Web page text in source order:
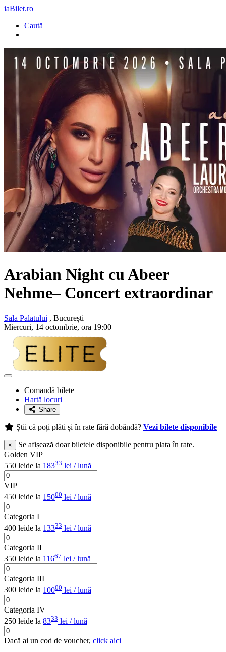
iaBilet.ro
Caută
Arabian Night cuAbeer
Nehme– Concert extraordinar
Sala Palatului , București
Miercuri, 14 octombrie, ora 19:00
Adaugă
favoriteComandă bilete
Hartă locuri
Share
Știi că poți plăti și în rate fără dobândă? Vezi bilete disponibile
×
Se afișează doar biletele disponibile pentru plata în rate.
Golden VIP
550 leide la 18333 lei / lună
VIP
450 leide la 15000 lei / lună
Categoria I
400 leide la 13333 lei / lună
Categoria II
350 leide la 11667 lei / lună
Categoria III
300 leide la 10000 lei / lună
Categoria IV
250 leide la 8333 lei / lună
Dacă ai un cod de voucher, click aici